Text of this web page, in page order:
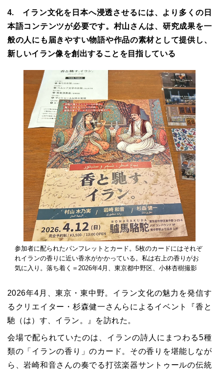
4. イラン文化を日本へ浸透させるには、より多くの日
本語コンテンツが必要です。村山さんは、研究成果を一
般の人にも届きやすい物語や作品の素材として提供し、
新しいイラン像を創出することを目指している
参加者に配られたパンフレットとカード。5枚のカードにはそれぞ
れイランの香りに近い香水がかかっている。私は右上の香りがお
気に入り。落ち着く＝2026年4月、東京都中野区、小林杏樹撮影
2026年4月、東京・東中野。イラン文化の魅力を発信す
るクリエイター・杉森健一さんらによるイベント『香と
馳（は）す、イラン。』を訪れた。
会場で配られていたのは、イランの詩人にまつわる5種
類の「イランの香り」のカード。その香りを堪能しなが
ら、岩崎和音さんの奏でる打弦楽器サントゥールの伝統